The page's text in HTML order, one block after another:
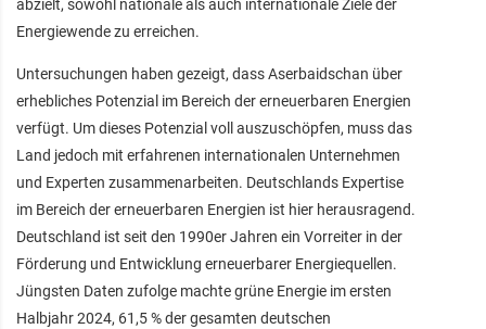
abzielt, sowohl nationale als auch internationale Ziele der
Energiewende zu erreichen.
Untersuchungen haben gezeigt, dass Aserbaidschan über
erhebliches Potenzial im Bereich der erneuerbaren Energien
verfügt. Um dieses Potenzial voll auszuschöpfen, muss das
Land jedoch mit erfahrenen internationalen Unternehmen
und Experten zusammenarbeiten. Deutschlands Expertise
im Bereich der erneuerbaren Energien ist hier herausragend.
Deutschland ist seit den 1990er Jahren ein Vorreiter in der
Förderung und Entwicklung erneuerbarer Energiequellen.
Jüngsten Daten zufolge machte grüne Energie im ersten
Halbjahr 2024, 61,5 % der gesamten deutschen